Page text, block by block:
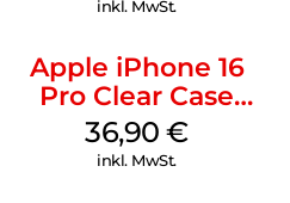
inkl. MwSt.
Apple iPhone 16
Pro Clear Case
MagSafe
Transparent
36,90€
inkl. MwSt.